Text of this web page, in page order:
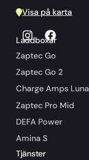
Visa på karta
Laddboxar
Zaptec Go
Zaptec Go 2
Charge Amps Luna
Zaptec Pro Mid
DEFA Power
Amina S
Tjänster